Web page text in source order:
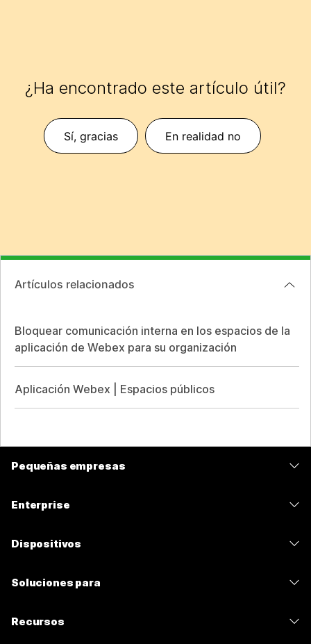
¿Ha encontrado este artículo útil?
Sí, gracias En realidad no
Artículos relacionados
Bloquear comunicación interna en los espacios de la
aplicación de Webex para su organización
Aplicación Webex | Espacios públicos
Pequeñas empresas
Enterprise
Dispositivos
Soluciones para
Recursos